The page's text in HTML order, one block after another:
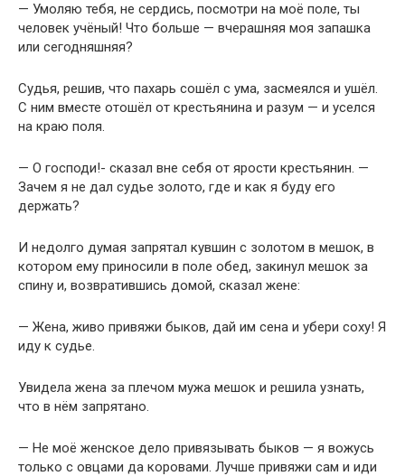
— Умоляю тебя, не сердись, посмотри на моё поле, ты
человек учёный! Что больше — вчерашняя моя запашка
или сегодняшняя?
Судья, решив, что пахарь сошёл с ума, засмеялся и ушёл.
С ним вместе отошёл от крестьянина и разум — и уселся
на краю поля.
— О господи!- сказал вне себя от ярости крестьянин. —
Зачем я не дал судье золото, где и как я буду его
держать?
И недолго думая запрятал кувшин с золотом в мешок, в
котором ему приносили в поле обед, закинул мешок за
спину и, возвратившись домой, сказал жене:
— Жена, живо привяжи быков, дай им сена и убери соху! Я
иду к судье.
Увидела жена за плечом мужа мешок и решила узнать,
что в нём запрятано.
— Не моё женское дело привязывать быков — я вожусь
только с овцами да коровами. Лучше привяжи сам и иди